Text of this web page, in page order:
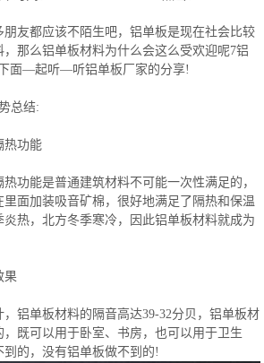
友都应该不陌生吧，铝单板是现在社会比较
那么铝单板材料为什么会这么受欢迎呢7铝
面—起听—听铝单板厂家的分享!
总结:
功能
能是普通建筑材料不可能一次性满足的，
面加装吸音矿棉，很好地满足了隔热和保温
热，北方冬季寒冷，因此铝单板材料就成为
单板材料的隔音高达39-32分贝，铝单板材
既可以用于卧室、书房，也可以用于卫生
的，没有铝单板做不到的!